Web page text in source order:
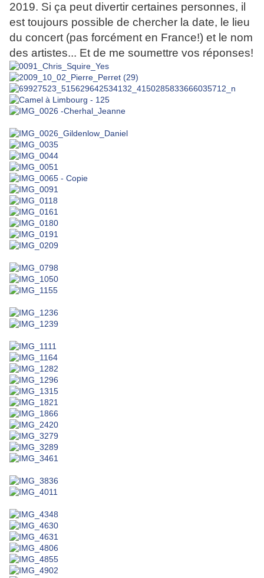
2019. Si ça peut divertir certaines personnes, il
est toujours possible de chercher la date, le lieu
du concert (pas forcément en France!) et le nom
des artistes... Et de me soumettre vos réponses!